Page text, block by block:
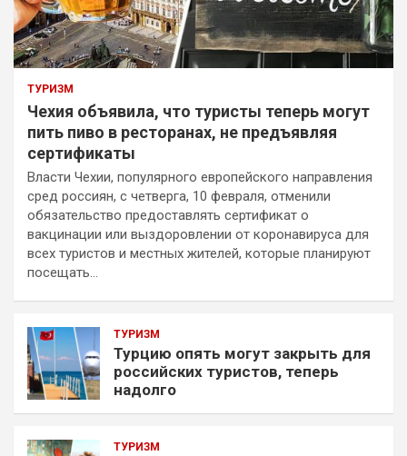
ТУРИЗМ
Чехия объявила, что туристы теперь могут
пить пиво в ресторанах, не предъявляя
сертификаты
Власти Чехии, популярного европейского направления
сред россиян, с четверга, 10 февраля, отменили
обязательство предоставлять сертификат о
вакцинации или выздоровлении от коронавируса для
всех туристов и местных жителей, которые планируют
посещать…
ТУРИЗМ
Турцию опять могут закрыть для
российских туристов, теперь
надолго
ТУРИЗМ